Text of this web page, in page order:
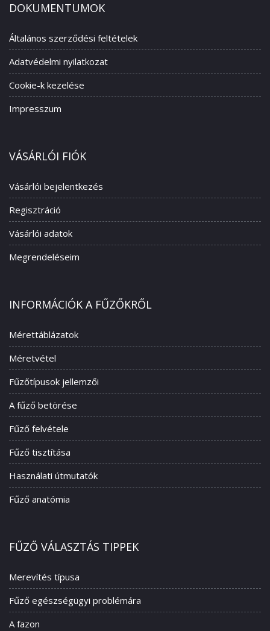
DOKUMENTUMOK
Általános szerződési feltételek
Adatvédelmi nyilatkozat
Cookie-k kezelése
Impresszum
VÁSÁRLÓI FIÓK
Vásárlói bejelentkezés
Regisztráció
Vásárlói adatok
Megrendeléseim
INFORMÁCIÓK A FŰZŐKRŐL
Mérettáblázatok
Méretvétel
Fűzőtípusok jellemzői
A fűző betörése
Fűző felvétele
Fűző tisztítása
Használati útmutatók
Fűző anatómia
FŰZŐ VÁLASZTÁS TIPPEK
Merevítés típusa
Fűző egészségügyi problémára
A fazon